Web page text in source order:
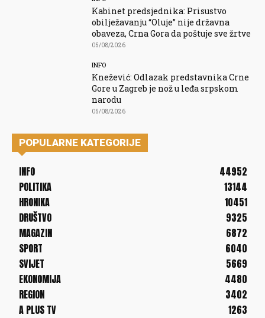
Kabinet predsjednika: Prisustvo
obilježavanju “Oluje” nije državna
obaveza, Crna Gora da poštuje sve žrtve
05/08/2026
INFO
Knežević: Odlazak predstavnika Crne
Gore u Zagreb je nož u leđa srpskom
narodu
05/08/2026
POPULARNE KATEGORIJE
INFO
44952
POLITIKA
13144
HRONIKA
10451
DRUŠTVO
9325
MAGAZIN
6872
SPORT
6040
SVIJET
5669
EKONOMIJA
4480
REGION
3402
A PLUS TV
1263